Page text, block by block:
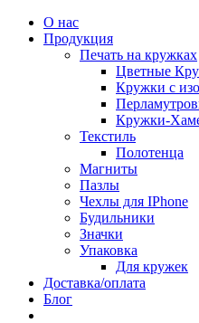
О нас
Продукция
Печать на кружках
Цветные
Кружки с
Кружки-
Текстиль
Полотенца
Магниты
Пазлы
Чехлы для IPhone
Будильники
Значки
Упаковка
Для кружек
Доставка/оплата
Блог